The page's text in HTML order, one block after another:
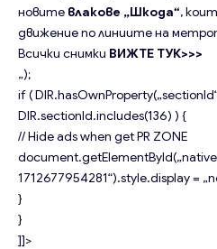
новите влакове „Шкода“,
движение по линиите на
Всички снимки ВИЖТЕ ТУК>>>
„);
if (
DIR.sectionId.includes(136) ) {
// Hide ads when get PR ZONE
1712677954281“).style.display =
}
}
]]>